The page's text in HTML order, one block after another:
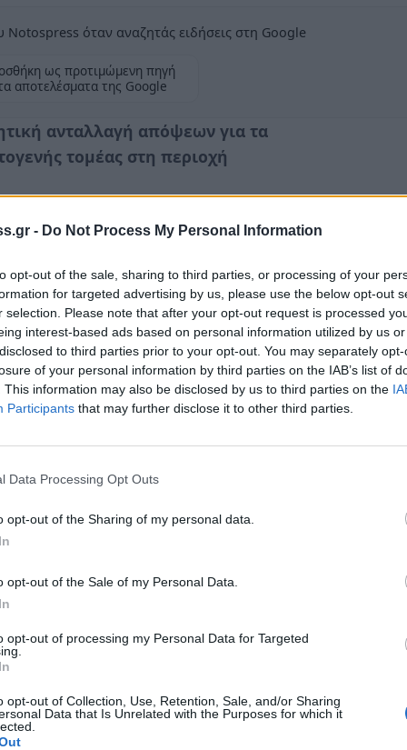
- Do Not Process My Personal Information
opt-out of the sale, sharing to third parties, or processing of your
for targeted advertising by us, please use the below opt-out
selection. Please note that after your opt-out request is processed
interest-based ads based on personal information utilized by us
to third parties prior to your opt-out. You may separately
of your personal information by third parties on the IAB’s list of
This information may also be disclosed by us to third parties on the
Participants that may further disclose it to other third parties.
Data Processing Opt Outs
opt-out of the Sharing of my personal data.
opt-out of the Sale of my Personal Data.
opt-out of processing my Personal Data for Targeted
opt-out of Collection, Use, Retention, Sale, and/or Sharing
Data that Is Unrelated with the Purposes for which it
όταν αναζητάς ειδήσεις στη Google
ως προτιμώμενη πηγή
αποτελέσματα της Google
ανταλλαγή απόψεων για τα
τομέας στη περιοχή
Οιχαλίαςκ.Παναγιώτας
του Διοικητικού Συμβουλίου του
– Μελιγαλά, την προηγούμενη
κ Θεοδωρακόπουλος Χρήστος ,
κ. Σουρίλας Χρήστος και ο
ανταλλαγή απόψεων για τα προβλήματα
περιοχή, την αντιμετώπιση αυτών, που
παρουσία που θα έχουν τα μέλη του
Μηχανημάτων, Εξοπλισμού και
Η Δήμαρχος Οιχαλίας, τους
τους για τους απασχολούμενους της
ότι ο Δήμος Οιχαλίας αλλά και η ίδια
του δυνατού.
και μάθετε πρώτοι
ΑΓΡΟΤΙΚΟΣ ΣΥΛΛΟΓΟΣ ΜΕΣΣΗΝΗΣ